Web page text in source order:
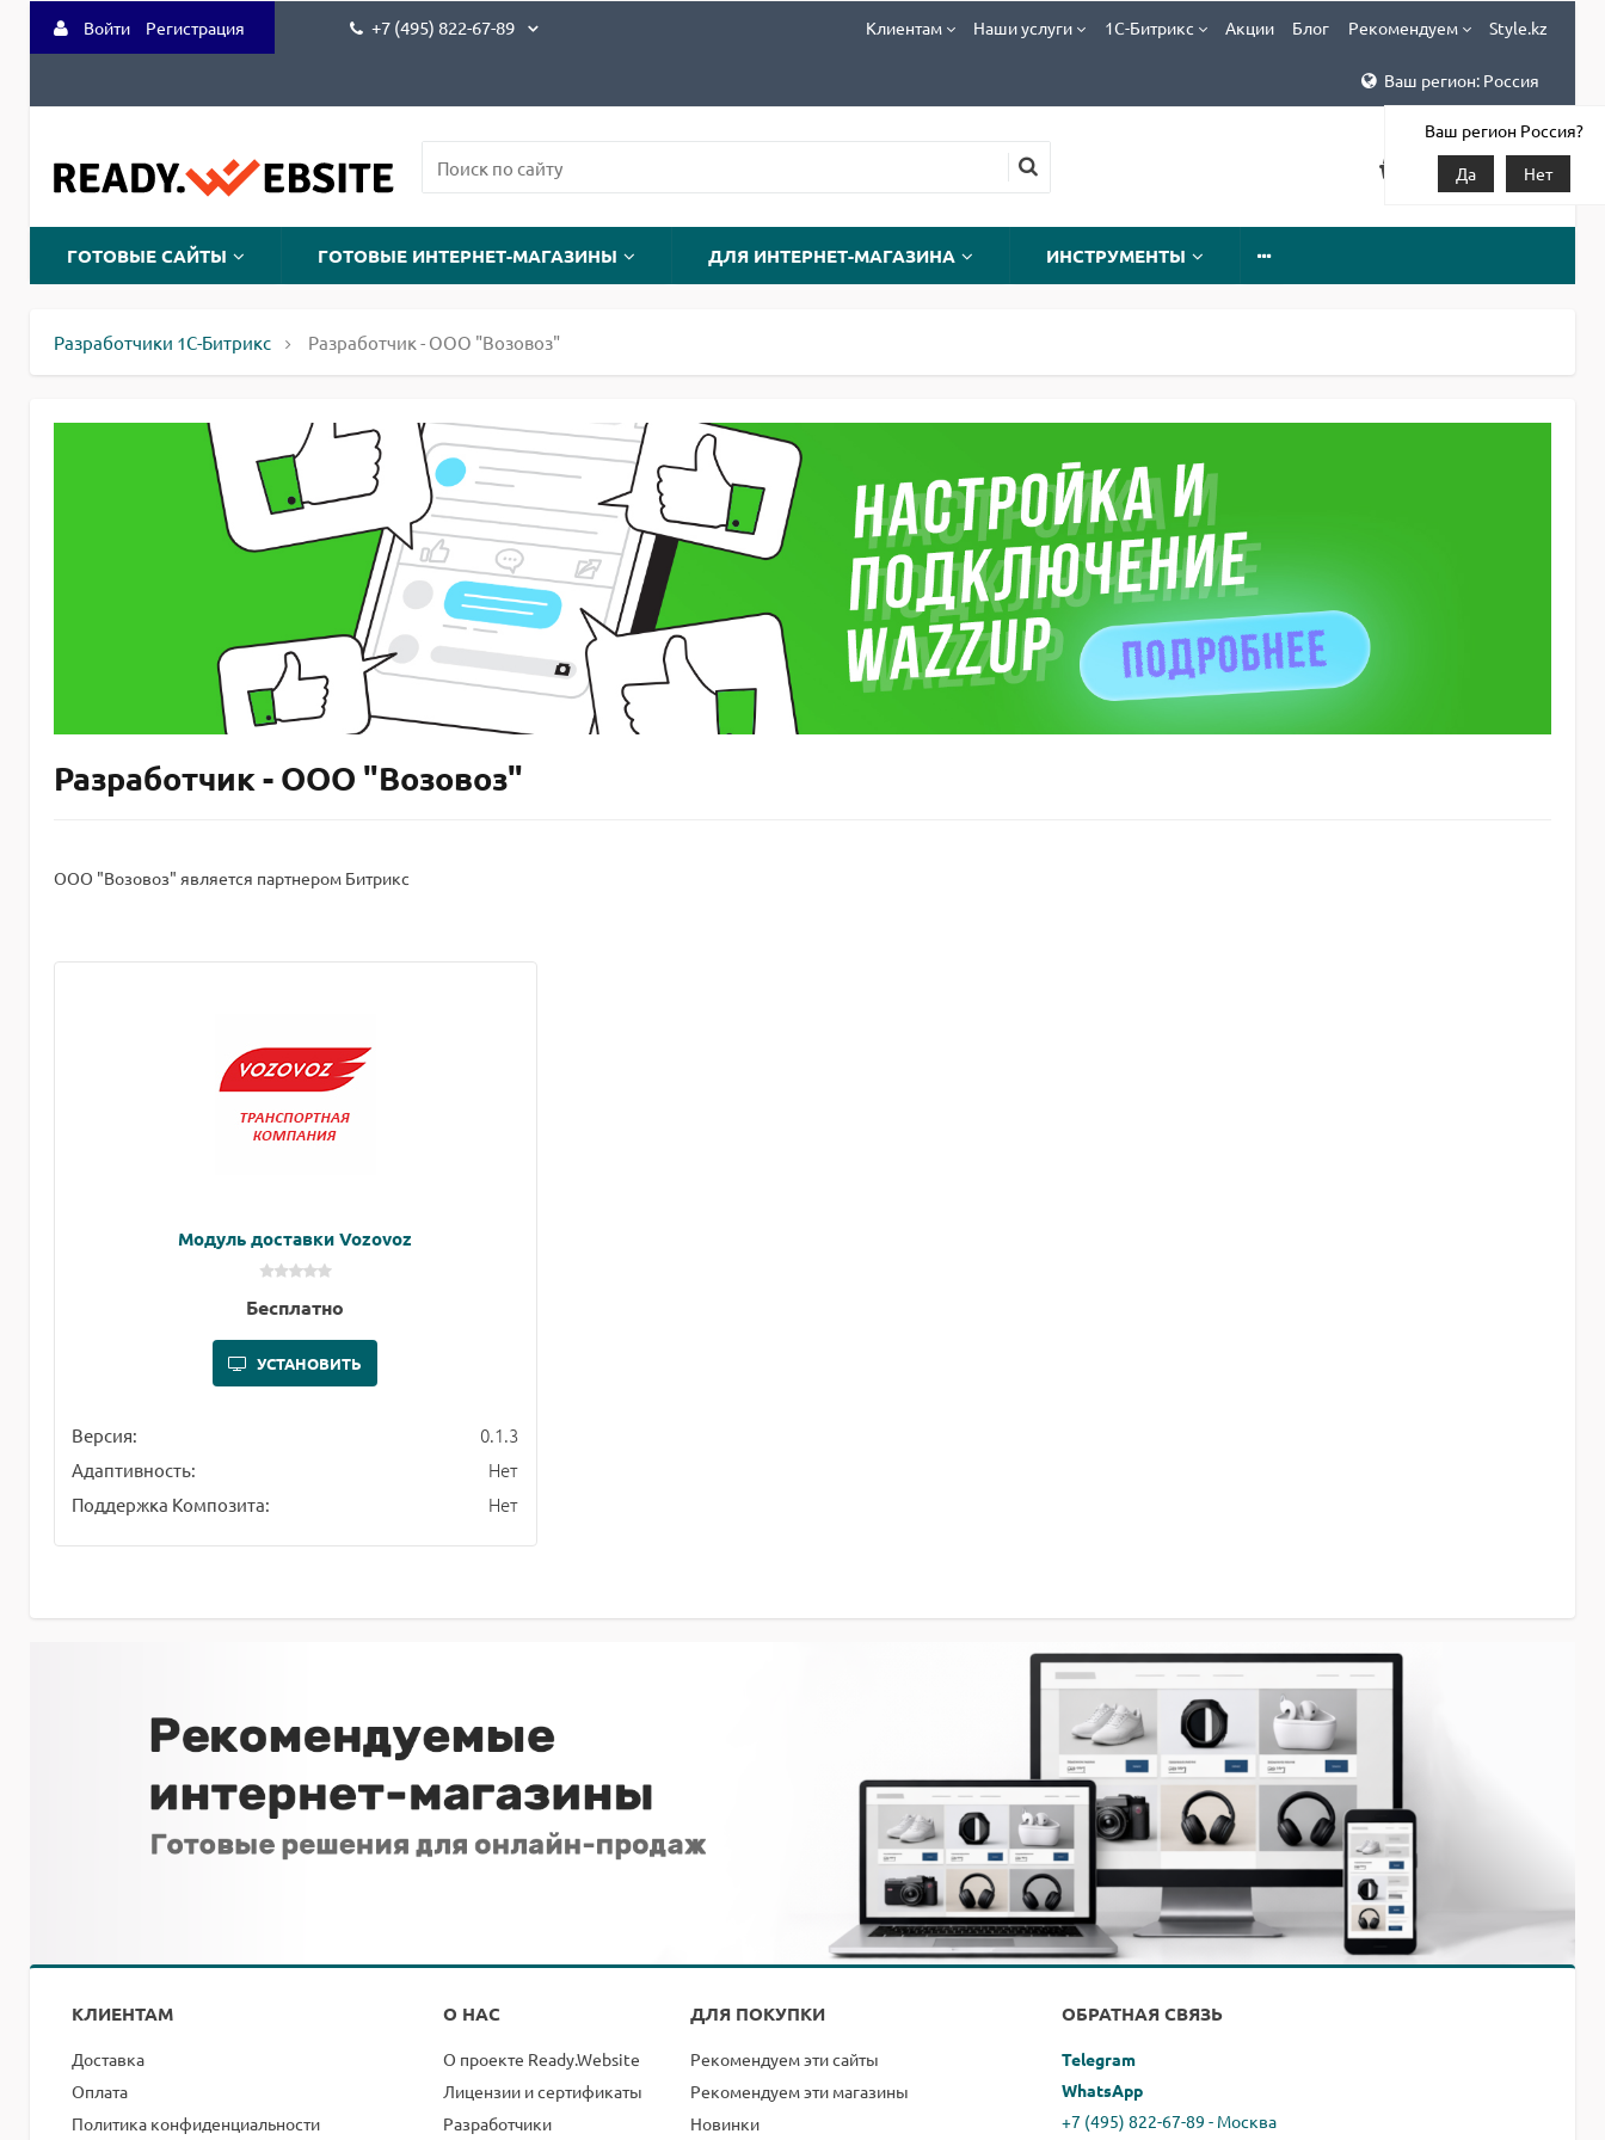
Войти Регистрация +7 (495) 822-67-89 Клиентам Наши услуги 1С-Битрикс Акции Блог Рекомендуем Style.kz
Ваш регион: Россия
Ваш регион Россия?
Да
Нет
ГОТОВЫЕ САЙТЫ ГОТОВЫЕ ИНТЕРНЕТ-МАГАЗИНЫ ДЛЯ ИНТЕРНЕТ-МАГАЗИНА ИНСТРУМЕНТЫ
Разработчики 1С-Битрикс Разработчик - ООО "Возовоз"
Разработчик - ООО "Возовоз"
ООО "Возовоз" является партнером Битрикс
Модуль доставки Vozovoz
Бесплатно
УСТАНОВИТЬ
Версия: 0.1.3
Адаптивность: Нет
Поддержка Композита: Нет
КЛИЕНТАМ О НАС ДЛЯ ПОКУПКИ ОБРАТНАЯ СВЯЗЬ
Доставка
Оплата
Политика конфиденциальности
О проекте Ready.Website
Лицензии и сертификаты
Разработчики
Рекомендуем эти сайты
Рекомендуем эти магазины
Новинки
Telegram
WhatsApp
+7 (495) 822-67-89 - Москва